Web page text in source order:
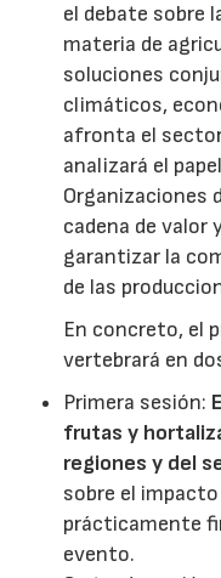
el debate sobre
materia de
soluciones
climáticos,
afronta el
analizará el
Organizaciones
cadena de valor
garantizar la
de las
En concreto, el
vertebrará en
Primera sesión:
frutas y
regiones y del
sobre el
prácticamente
evento.